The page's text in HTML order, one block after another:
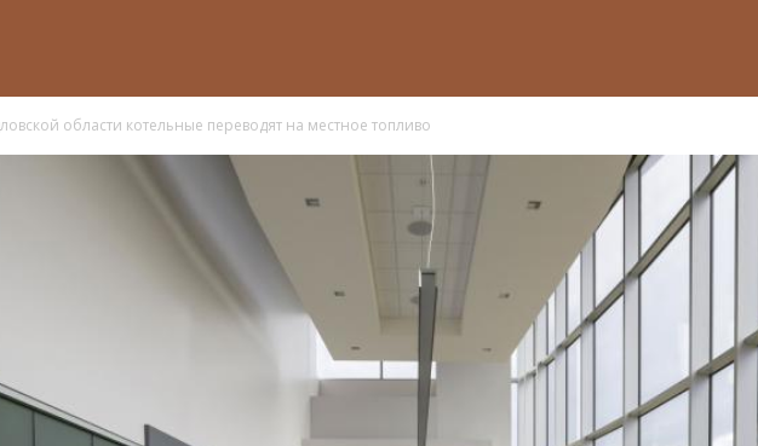
области котельные переводят на местное топливо